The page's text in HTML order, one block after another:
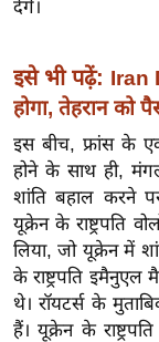
या
सा
हि
त्य
ज
ग
त
ऑ
टो
व
देंगे।
इसे भी पढ़ें: Iran
होगा, तेहरान को
इस बीच, फ्रांस के
होने के साथ ही,
शांति बहाल करने
यूक्रेन के राष्ट्रपति
लिया, जो यूक्रेन में
के राष्ट्रपति इमैनुएल
थे। रॉयटर्स के
हैं। यूक्रेन के